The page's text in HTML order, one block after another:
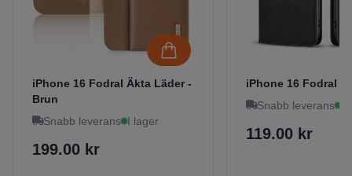
iPhone 16 Fodral Äkta Läder -
Brun
Snabb leverans I lager
199.00 kr
iPhone 16 Fodral -
Snabb leverans
119.00 kr